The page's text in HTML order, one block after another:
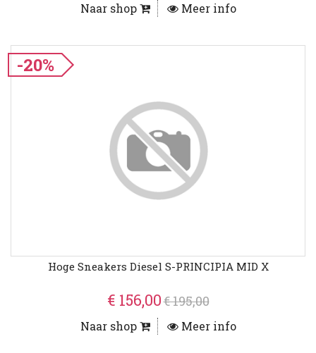
Naar shop Meer info
-20%
Hoge Sneakers Diesel S-PRINCIPIA MID X
€ 156,00€ 195,00
Naar shop Meer info